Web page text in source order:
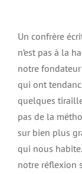
Un confrère
n’est pas à la
notre
qui ont
quelques
pas de la
sur bien plus
qui nous
notre réflexion